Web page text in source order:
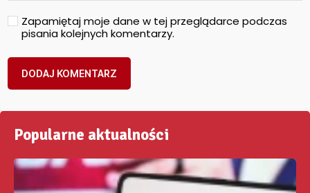
Zapamiętaj moje dane w tej przeglądarce podczas
pisania kolejnych komentarzy.
Popularne aktualności